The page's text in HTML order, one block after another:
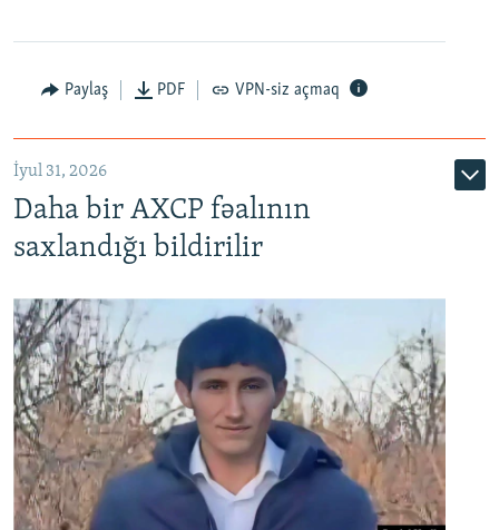
Paylaş PDF VPN-siz açmaq
İyul 31, 2026
Daha bir AXCP fəalının
saxlandığı bildirilir